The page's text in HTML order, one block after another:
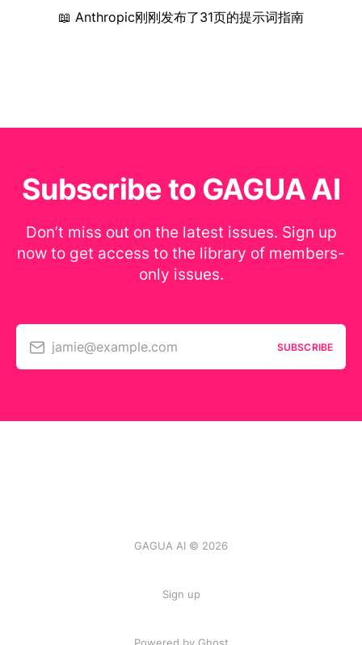
📖 Anthropic刚刚发布了31页的提示词指南
Subscribe to GAGUA AI
Don’t miss out on the latest issues. Sign up
now to get access to the library of members-
only issues.
jamie@example.com SUBSCRIBE
GAGUA AI © 2026
Sign up